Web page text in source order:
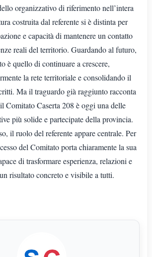
organizzativo di riferimento nell’intera
costruita dal referente si è distinta per
e capacità di mantenere un contatto
reali del territorio. Guardando al futuro,
è quello di continuare a crescere,
la rete territoriale e consolidando il
Ma il traguardo già raggiunto racconta
Comitato Caserta 208 è oggi una delle
più solide e partecipate della provincia.
il ruolo del referente appare centrale. Per
del Comitato porta chiaramente la sua
di trasformare esperienza, relazioni e
risultato concreto e visibile a tutti.